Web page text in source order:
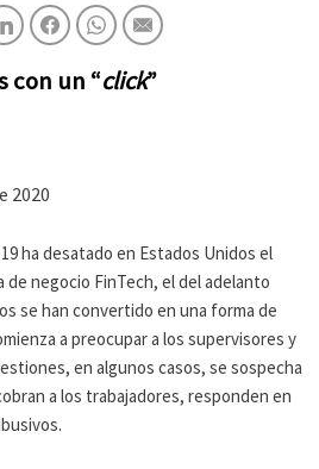
con un “click”
2020
ha desatado en Estados Unidos el
de negocio FinTech, el del adelanto
se han convertido en una forma de
a preocupar a los supervisores y
en algunos casos, se sospecha
a los trabajadores, responden en